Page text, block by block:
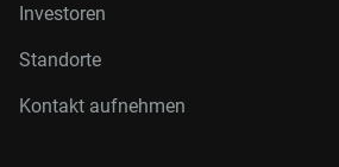
Investoren
Standorte
Kontakt aufnehmen